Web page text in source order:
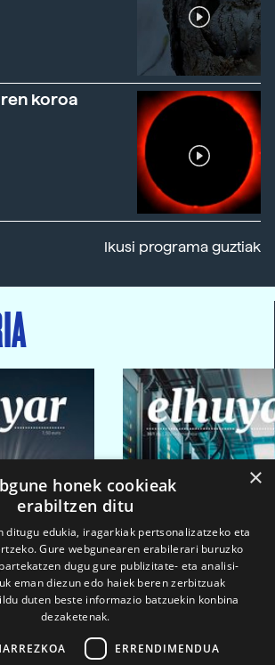
koroa
Ikusi programa guztiak
×
honek cookieak
erabiltzen ditu
ditugu edukia, iragarkiak pertsonalizatzeko eta
Gure webgunearen erabilerari buruzko
dugu gure publizitate- eta analisi-
eman diezun edo haiek beren zerbitzuak
duten beste informazio batzuekin konbina
dezaketenak.
ERRENDIMENDUA